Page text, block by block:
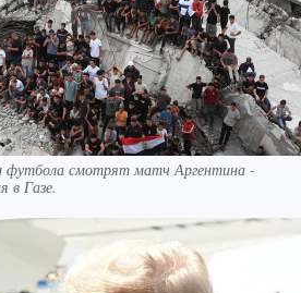
футбола смотрят матч Аргентина -
в Газе.